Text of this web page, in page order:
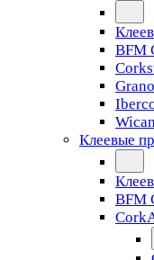
BFM
Клеевые
BFM